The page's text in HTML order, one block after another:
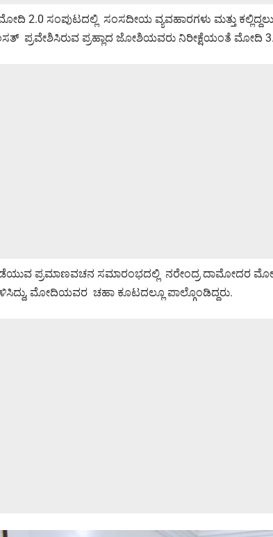
ಮೋದಿ 2.0 ಸಂಪುಟದಲ್ಲಿ ಸಂಸದೀಯ ವ್ಯವಹಾರಗಳು ಮತ್ತು
ಪ್ರವೇಶಿಸಿರುವ ಪ್ರಹ್ಲಾದ ಜೋಶಿಯವರು ನಿರೀಕ್ಷೆಯಂತೆ ಮೋದಿ
ಪ್ರಮಾಣವಚನ ಸಮಾರಂಭದಲ್ಲಿ ನರೇಂದ್ರ ದಾಮೋದರ ಮೋದಿ
ಮೋದಿಯವರ ಚಹಾ ಕೂಟದಲ್ಲೂ ಪಾಲ್ಗೊಂಡಿದ್ದರು.